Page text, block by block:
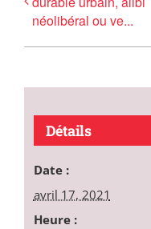
néolibéral ou ve...
Détails
Date :
avril 17, 2021
Heure :